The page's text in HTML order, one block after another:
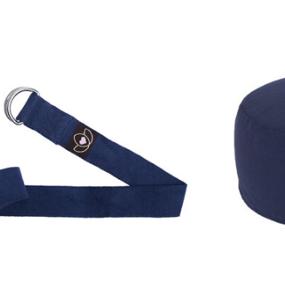
Handtuch? Dann wähle aus einer der vielen